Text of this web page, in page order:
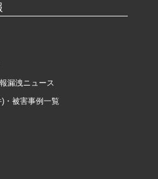
漏洩ニュース
・被害事例一覧